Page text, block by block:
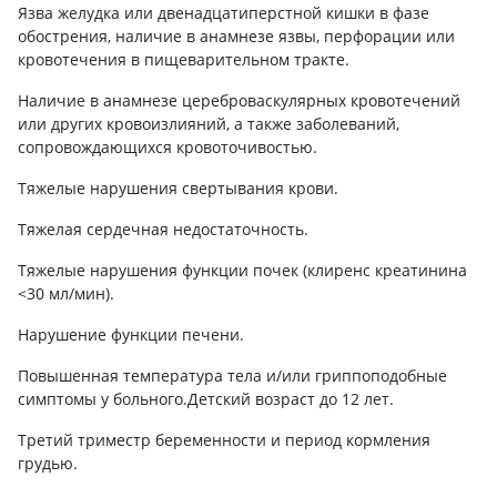
Язва желудка или двенадцатиперстной кишки в фазе
обострения, наличие в анамнезе язвы, перфорации или
кровотечения в пищеварительном тракте.
Наличие в анамнезе цереброваскулярных кровотечений
или других кровоизлияний, а также заболеваний,
сопровождающихся кровоточивостью.
Тяжелые нарушения свертывания крови.
Тяжелая сердечная недостаточность.
Тяжелые нарушения функции почек (клиренс креатинина
<30 мл/мин).
Нарушение функции печени.
Повышенная температура тела и/или гриппоподобные
симптомы у больного.Детский возраст до 12 лет.
Третий триместр беременности и период кормления
грудью.